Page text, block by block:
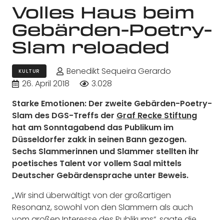
Volles Haus beim
Gebärden-Poetry-
Slam reloaded
KULTUR
Benedikt Sequeira Gerardo
26. April 2018
3.028
Starke Emotionen: Der zweite Gebärden-Poetry-
Slam des DGS-Treffs der Graf Recke Stiftung
hat am Sonntagabend das Publikum im
Düsseldorfer zakk in seinen Bann gezogen.
Sechs Slammerinnen und Slammer stellten ihr
poetisches Talent vor vollem Saal mittels
Deutscher Gebärdensprache unter Beweis.
„Wir sind überwältigt von der großartigen
Resonanz, sowohl von den Slammern als auch